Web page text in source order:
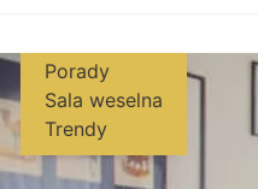
Porady
Sala weselna
Trendy